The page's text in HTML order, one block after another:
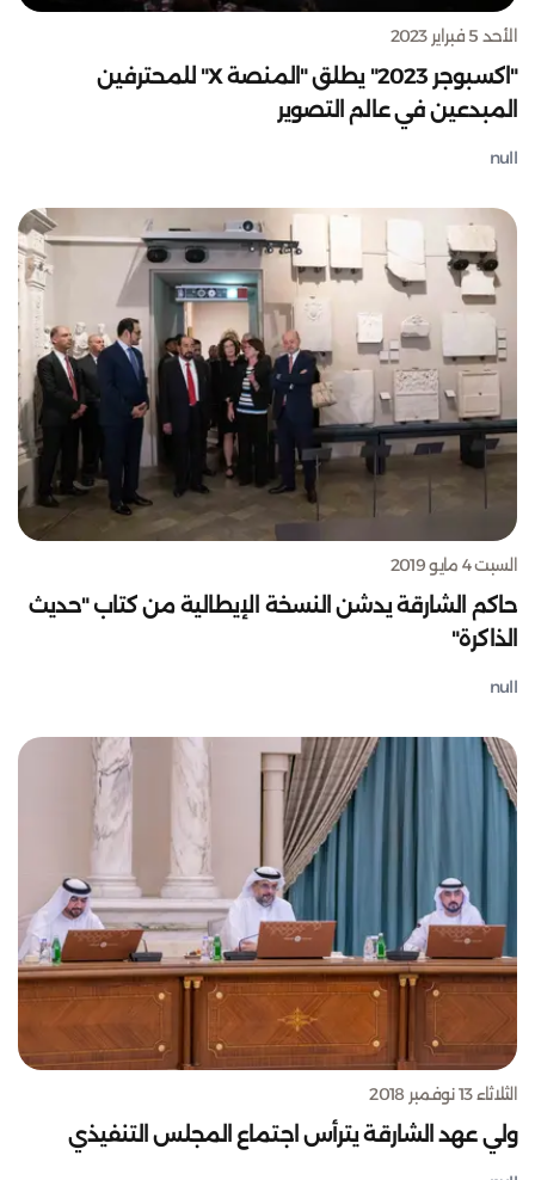
الأحد 5 فبراير 2023
"اكسبوجر 2023" يطلق "المنصة X" للمحترفين
المبدعين في عالم التصوير
null
السبت 4 مايو 2019
حاكم الشارقة يدشن النسخة الإيطالية من كتاب "حديث
الذاكرة"
null
الثلاثاء 13 نوفمبر 2018
ولي عهد الشارقة يترأس اجتماع المجلس التنفيذي